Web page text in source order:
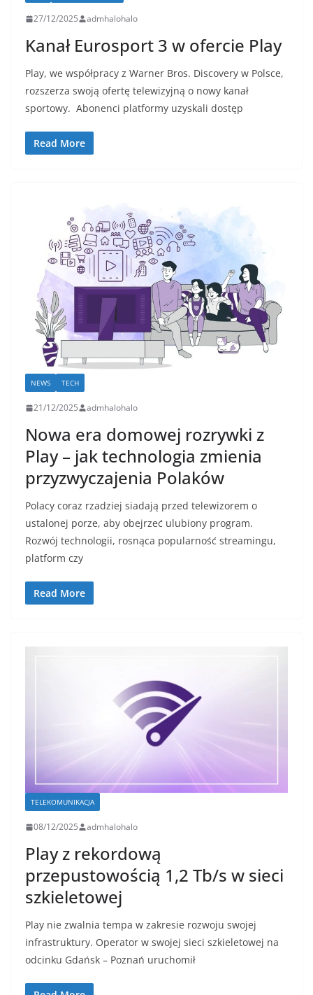
27/12/2025 admhalohalo
Kanał Eurosport 3 w ofercie Play
Play, we współpracy z Warner Bros. Discovery w Polsce,
rozszerza swoją ofertę telewizyjną o nowy kanał
sportowy. Abonenci platformy uzyskali dostęp
Read More
NEWS TECH
21/12/2025 admhalohalo
Nowa era domowej rozrywki z
Play – jak technologia zmienia
przyzwyczajenia Polaków
Polacy coraz rzadziej siadają przed telewizorem o
ustalonej porze, aby obejrzeć ulubiony program.
Rozwój technologii, rosnąca popularność streamingu,
platform czy
Read More
TELEKOMUNIKACJA
08/12/2025 admhalohalo
Play z rekordową
przepustowością 1,2 Tb/s w sieci
szkieletowej
Play nie zwalnia tempa w zakresie rozwoju swojej
infrastruktury. Operator w swojej sieci szkieletowej na
odcinku Gdańsk – Poznań uruchomił